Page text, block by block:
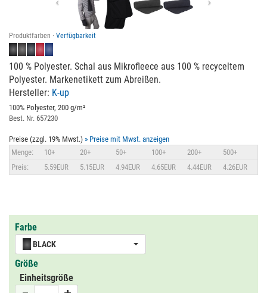
Produktfarben · Verfügbarkeit
100 % Polyester. Schal aus Mikrofleece aus 100 % recyceltem
Polyester. Markenetikett zum Abreißen.
Hersteller: K-up
100% Polyester, 200 g/m²
Best. Nr. 657230
Preise (zzgl. 19% Mwst.) » Preise mit Mwst. anzeigen
Menge:
10+ 20+ 50+ 100+ 200+
500+
Preis:
5.59EUR 5.15EUR 4.94EUR 4.65EUR 4.44EUR 4.26EUR
Farbe
BLACK
Größe
Einheitsgröße